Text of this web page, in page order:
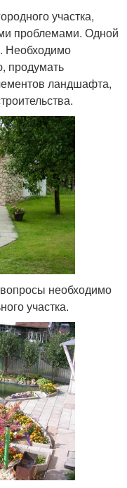
участка,
проблемами. Одной
Необходимо
продумать
ландшафта,
необходимо
участка.